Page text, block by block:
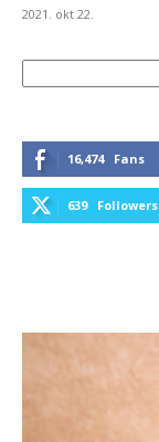
2021. okt 22.
16,474 Fans
639 Followers